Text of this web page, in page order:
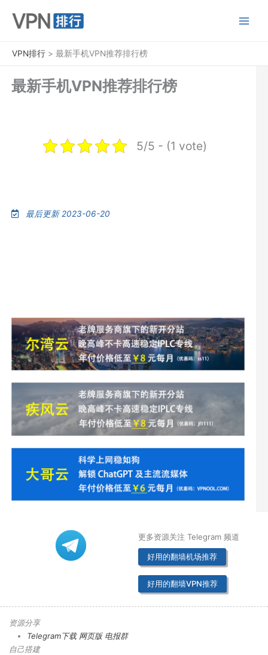
VPN排行 > 最新手机VPN推荐排行榜
最新手机VPN推荐排行榜
5/5 - (1 vote)
最后更新 2023-06-20
更多资源关注 Telegram 频道
好用的翻墙机场推荐
好用的翻墙VPN推荐
资源分享
Telegram下载 网页版 电报群
自己搭建